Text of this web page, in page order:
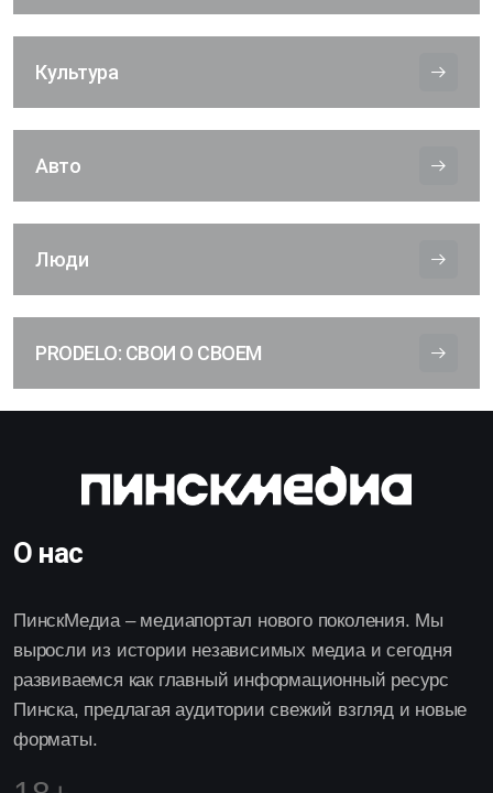
Культура
Авто
Люди
PRODELO: СВОИ О СВОЕМ
О нас
ПинскМедиа – медиапортал нового поколения. Мы
выросли из истории независимых медиа и сегодня
развиваемся как главный информационный ресурс
Пинска, предлагая аудитории свежий взгляд и новые
форматы.